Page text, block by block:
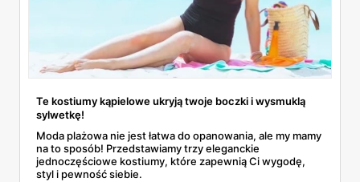
Te kostiumy kąpielowe ukryją twoje boczki i wysmuklą
sylwetkę!
Moda plażowa nie jest łatwa do opanowania, ale my mamy
na to sposób! Przedstawiamy trzy eleganckie
jednoczęściowe kostiumy, które zapewnią Ci wygodę,
styl i pewność siebie.